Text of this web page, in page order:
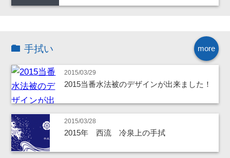
more
手拭い
2015/03/29
2015当番水法被のデザインが出来ました！
2015/03/28
2015年 西流 冷泉上の手拭